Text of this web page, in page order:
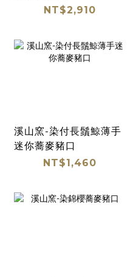
NT$2,910
溪山窯-染付長鬚鯨薄手
迷你蕎麥豬口
NT$1,460